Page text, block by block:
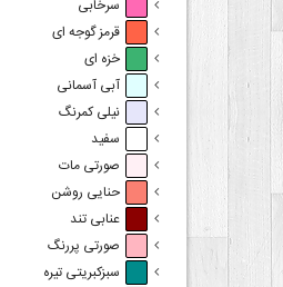
سرخابی
قرمز گوجه ای
خزه ای
آبی آسمانی
نیلی کمرنگ
سفید
صورتی مات
حنایی روشن
عنابی تند
صورتی پررنگ
سبزکبریتی تیره